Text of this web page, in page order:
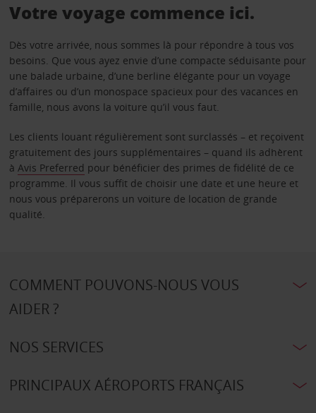
Votre voyage commence ici.
Dès votre arrivée, nous sommes là pour répondre à tous vos
besoins. Que vous ayez envie d’une compacte séduisante pour
une balade urbaine, d’une berline élégante pour un voyage
d’affaires ou d’un monospace spacieux pour des vacances en
famille, nous avons la voiture qu’il vous faut.
Les clients louant régulièrement sont surclassés – et reçoivent
gratuitement des jours supplémentaires – quand ils adhèrent
à Avis Preferred pour bénéficier des primes de fidélité de ce
programme. Il vous suffit de choisir une date et une heure et
nous vous préparerons un voiture de location de grande
qualité.
COMMENT POUVONS-NOUS VOUS
AIDER ?
NOS SERVICES
PRINCIPAUX AÉROPORTS FRANÇAIS